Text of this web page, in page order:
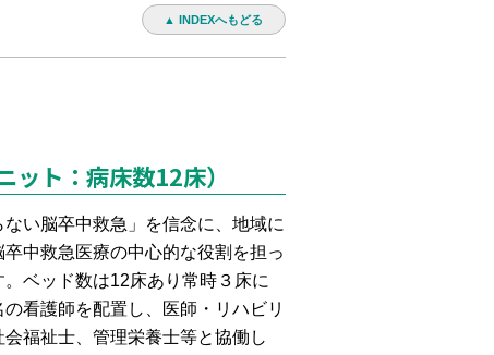
▲ INDEXへもどる
ト：病床数12床）
い脳卒中救急」を信念に、地域に
卒中救急医療の中心的な役割を担っ
。ベッド数は12床あり常時３床に
の看護師を配置し、医師・リハビリ
会福祉士、管理栄養士等と協働し